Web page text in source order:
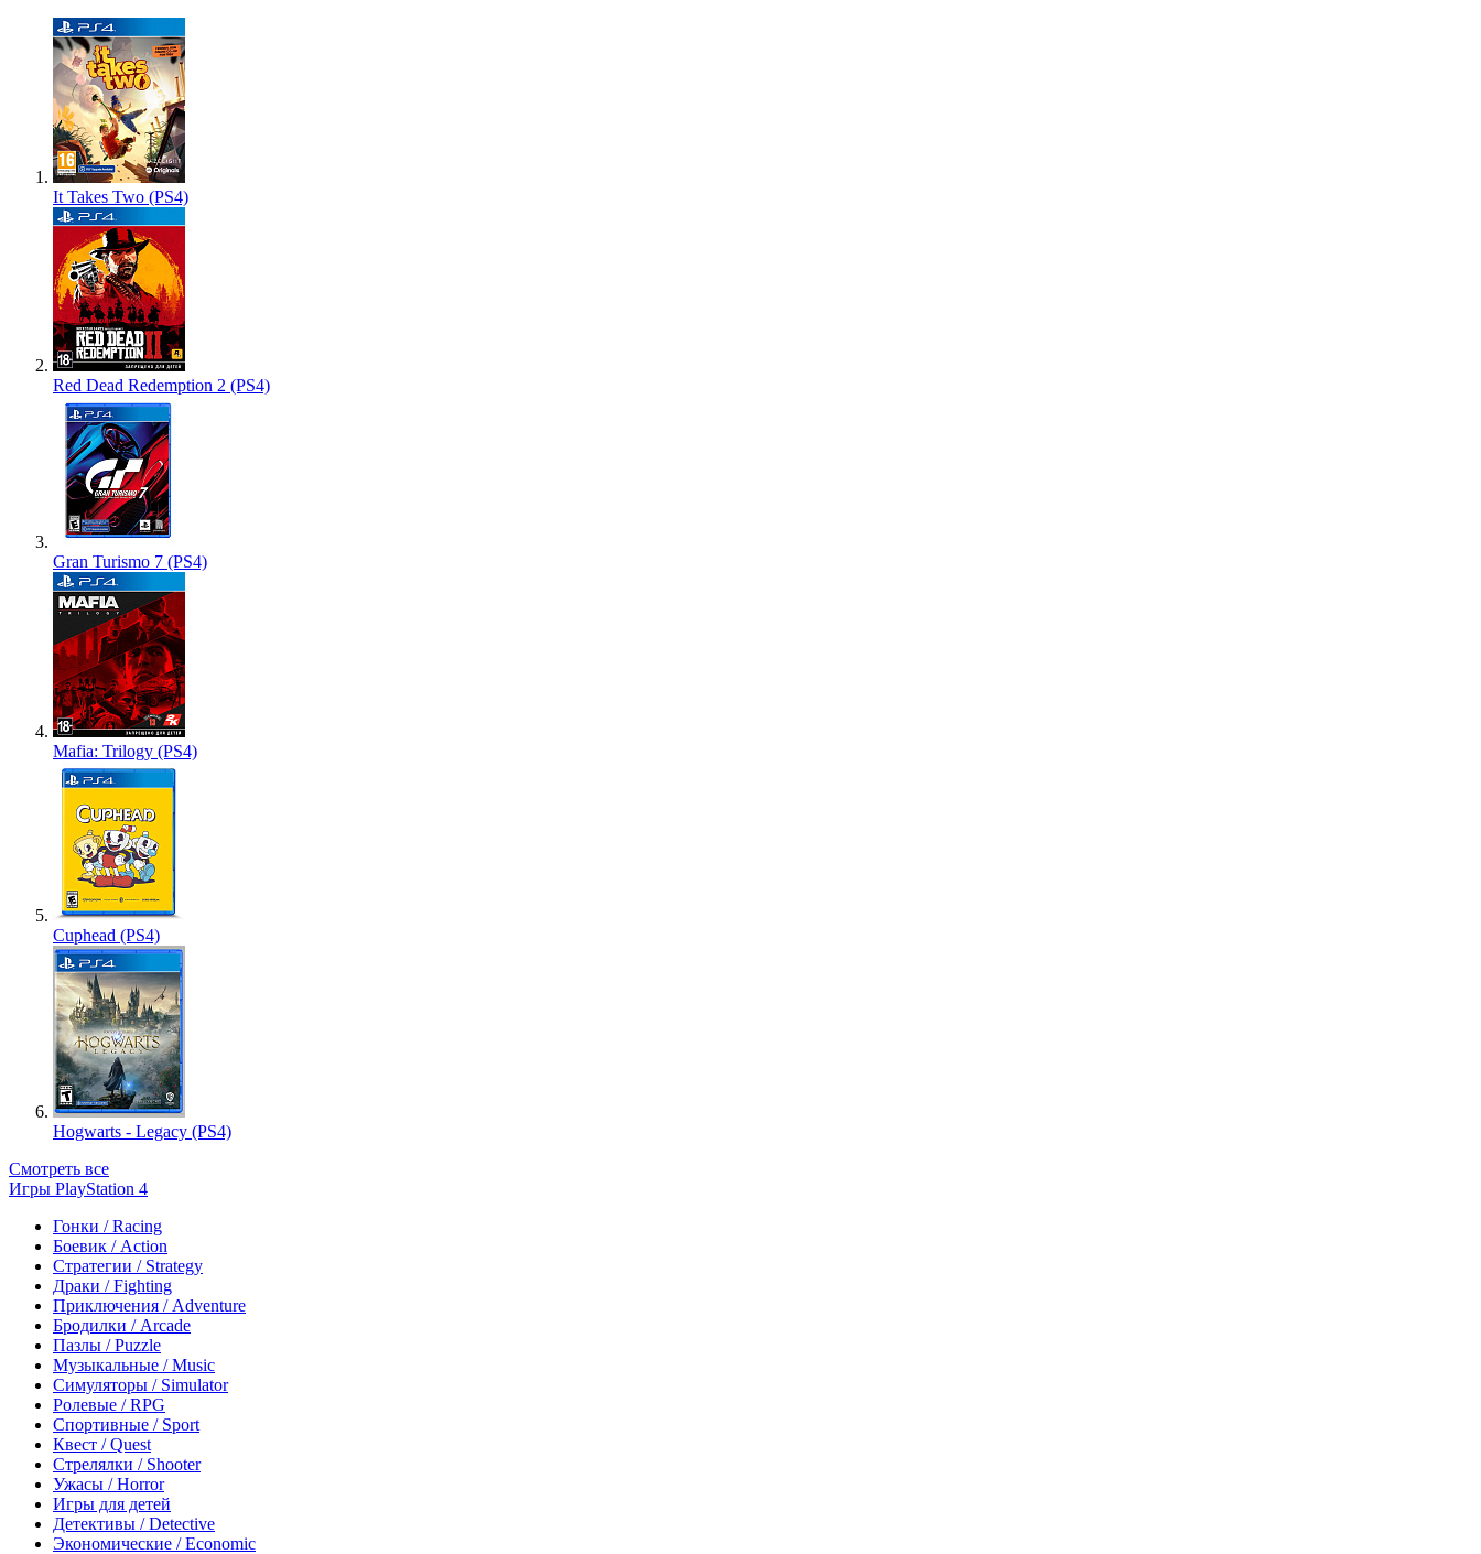
It Takes Two (PS4)
Red Dead Redemption 2 (PS4)
Gran Turismo 7 (PS4)
Mafia: Trilogy (PS4)
Cuphead (PS4)
Hogwarts - Legacy (PS4)
Смотреть все
Игры PlayStation 4
Гонки / Racing
Боевик / Action
Стратегии / Strategy
Драки / Fighting
Приключения / Adventure
Бродилки / Arcade
Пазлы / Puzzle
Музыкальные / Music
Симуляторы / Simulator
Ролевые / RPG
Спортивные / Sport
Квест / Quest
Стрелялки / Shooter
Ужасы / Horror
Игры для детей
Детективы / Detective
Экономические / Economic